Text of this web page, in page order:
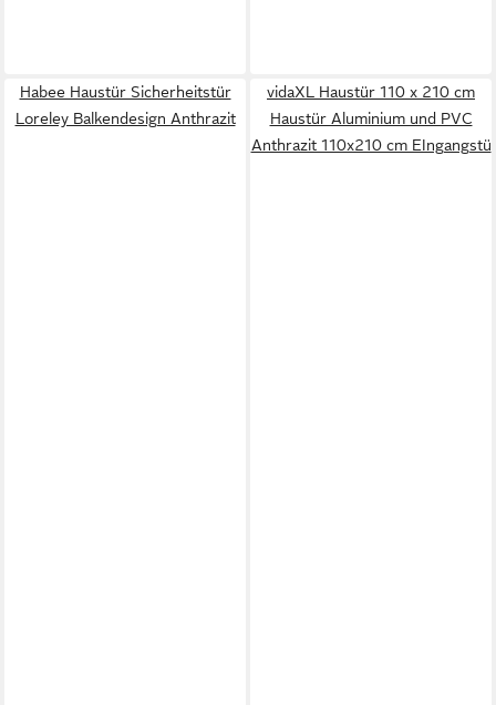
Habee Haustür Sicherheitstür
Loreley Balkendesign Anthrazit
vidaXL Haustür 110 x 210 cm
Haustür Aluminium und PVC
Anthrazit 110x210 cm EIngangstü